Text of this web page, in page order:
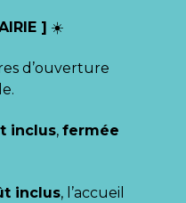
] ☀️
d’ouverture
inclus, fermée
inclus, l’accueil